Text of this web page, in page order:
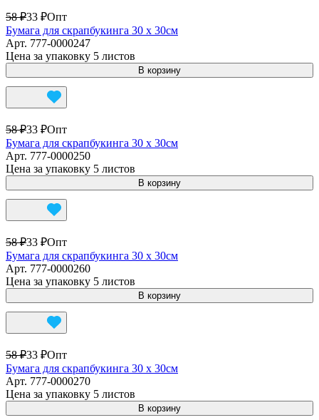
58 ₽33 ₽Опт
Бумага для скрапбукинга 30 х 30см
Арт. 777-0000247
Цена за упаковку 5 листов
В корзину
58 ₽33 ₽Опт
Бумага для скрапбукинга 30 х 30см
Арт. 777-0000250
Цена за упаковку 5 листов
В корзину
58 ₽33 ₽Опт
Бумага для скрапбукинга 30 х 30см
Арт. 777-0000260
Цена за упаковку 5 листов
В корзину
58 ₽33 ₽Опт
Бумага для скрапбукинга 30 х 30см
Арт. 777-0000270
Цена за упаковку 5 листов
В корзину